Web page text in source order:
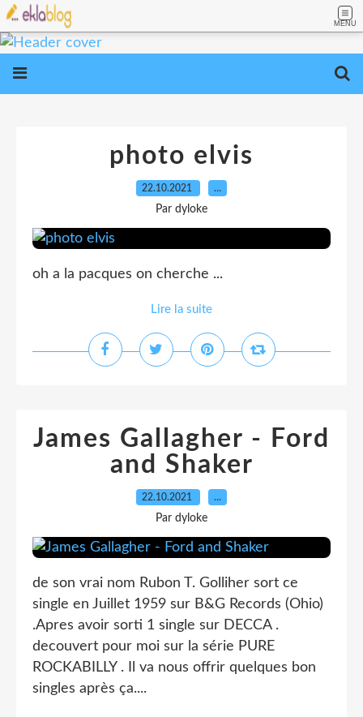
MENU
photo elvis
22.10.2021 …
Par dyloke
oh a la pacques on cherche ...
Lire la suite
James Gallagher - Ford
and Shaker
22.10.2021 …
Par dyloke
de son vrai nom Rubon T. Golliher sort ce
single en Juillet 1959 sur B&G Records (Ohio)
.Apres avoir sorti 1 single sur DECCA .
decouvert pour moi sur la série PURE
ROCKABILLY . Il va nous offrir quelques bon
singles après ça....